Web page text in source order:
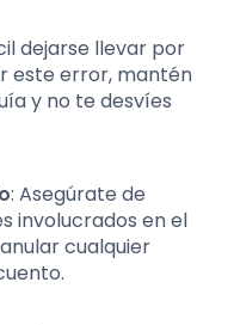
dejarse llevar por
este error, mantén
y no te desvíes
: Asegúrate de
involucrados en el
cualquier